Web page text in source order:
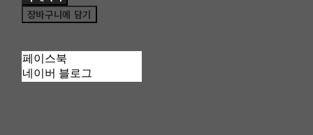
장바구니에 담기
페이스북
네이버 블로그